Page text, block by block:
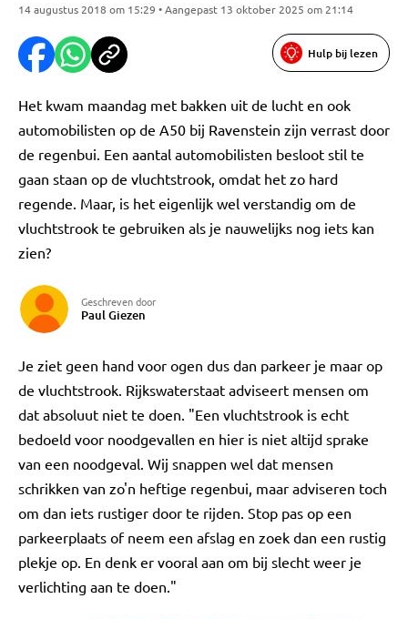
14 augustus 2018 om 15:29 • Aangepast 13 oktober 2025 om 21:14
Hulp bij lezen
Het kwam maandag met bakken uit de lucht en ook
automobilisten op de A50 bij Ravenstein zijn verrast door
de regenbui. Een aantal automobilisten besloot stil te
gaan staan op de vluchtstrook, omdat het zo hard
regende. Maar, is het eigenlijk wel verstandig om de
vluchtstrook te gebruiken als je nauwelijks nog iets kan
zien?
Geschreven door
Paul Giezen
Je ziet geen hand voor ogen dus dan parkeer je maar op
de vluchtstrook. Rijkswaterstaat adviseert mensen om
dat absoluut niet te doen. "Een vluchtstrook is echt
bedoeld voor noodgevallen en hier is niet altijd sprake
van een noodgeval. Wij snappen wel dat mensen
schrikken van zo'n heftige regenbui, maar adviseren toch
om dan iets rustiger door te rijden. Stop pas op een
parkeerplaats of neem een afslag en zoek dan een rustig
plekje op. En denk er vooral aan om bij slecht weer je
verlichting aan te doen."